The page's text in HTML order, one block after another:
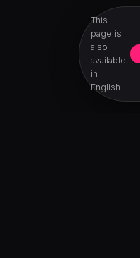
This
page is
also
available
in
English.